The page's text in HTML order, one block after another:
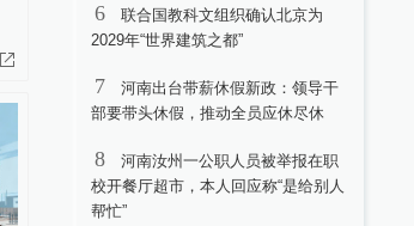
6
联合国教科文组织确认北京为
2029年“世界建筑之都”
7
河南出台带薪休假新政：领导干
部要带头休假，推动全员应休尽休
8
河南汝州一公职人员被举报在职
校开餐厅超市，本人回应称“是给别人
帮忙”